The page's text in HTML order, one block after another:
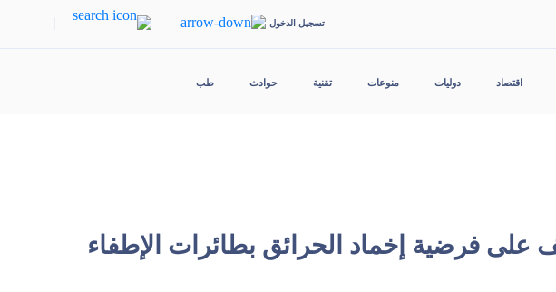
تسجيل الدخول
اقتصاد دوليات منوعات تقنية حوادث طب
على فرضية إخماد الحرائق بطائرات الإطفاء